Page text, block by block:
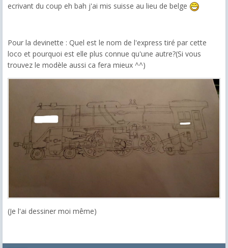
ecrivant du coup eh bah j'ai mis suisse au lieu de belge
Pour la devinette : Quel est le nom de l'express tiré par cette
loco et pourquoi est elle plus connue qu'une autre?(Si vous
trouvez le modèle aussi ca fera mieux ^^)
(Je l'ai dessiner moi même)